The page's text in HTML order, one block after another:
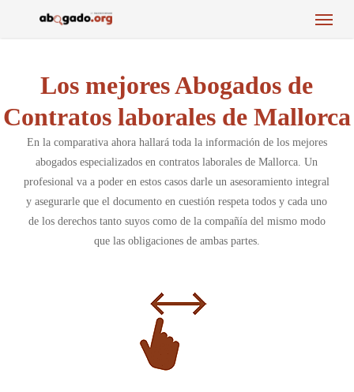
Menu
Los mejores Abogados de
Contratos laborales de Mallorca
En la comparativa ahora hallará toda la información de los mejores
abogados especializados en contratos laborales de Mallorca. Un
profesional va a poder en estos casos darle un asesoramiento integral
y asegurarle que el documento en cuestión respeta todos y cada uno
de los derechos tanto suyos como de la compañía del mismo modo
que las obligaciones de ambas partes.